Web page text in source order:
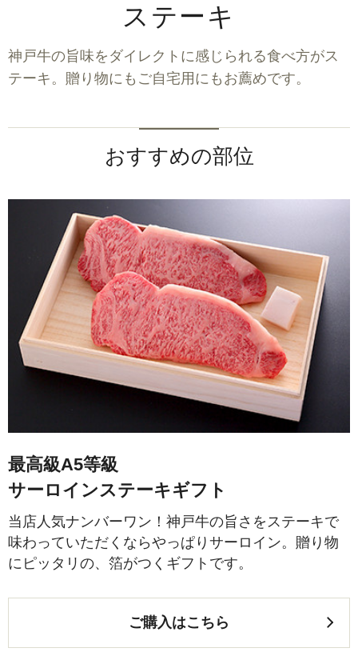
ステーキ
神戸牛の旨味をダイレクトに感じられる食べ方がス
テーキ。 贈り物にもご自宅用にもお薦めです。
おすすめの部位
最高級A5等級
サーロインステーキギフト
当店人気ナンバーワン！神戸牛の旨さをステーキで
味わっていただくならやっぱりサーロイン。贈り物
にピッタリの、箔がつくギフトです。
ご購入はこちら